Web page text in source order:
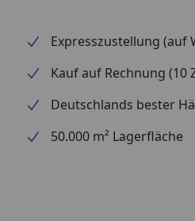
Expresszustellung (auf
Kauf auf Rechnung (10
Deutschlands bester
50.000 m² Lagerfläche